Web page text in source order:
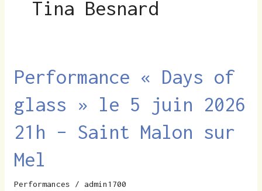
Tina Besnard
Performance « Days of
glass » le 5 juin 2026
21h – Saint Malon sur
Mel
Performances / admin1700
Performance
« Days
of
le
5
juin
2026